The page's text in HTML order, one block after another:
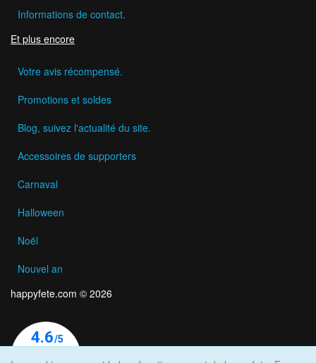
Informations de contact.
Et plus encore
Votre avis récompensé.
Promotions et soldes
Blog, suivez l'actualité du site.
Accessoires de supporters
Carnaval
Halloween
Noël
Nouvel an
happyfete.com © 2026